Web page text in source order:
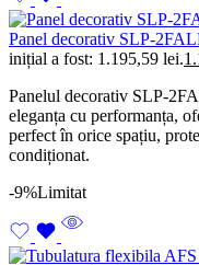
Panel decorativ SLP-
inițial a fost: 1.195,59 lei.
Panelul decorativ SLP-
eleganța cu performanța,
perfect în orice spațiu,
condiționat.
-9%Limitat